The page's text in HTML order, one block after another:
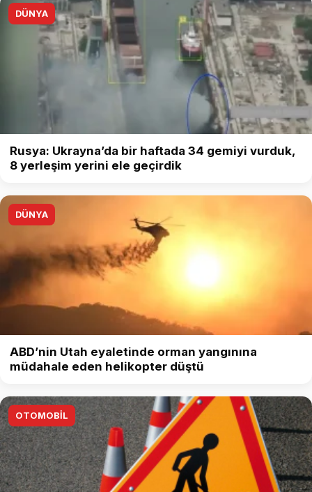
DÜNYA
Rusya: Ukrayna’da bir haftada 34 gemiyi vurduk,
8 yerleşim yerini ele geçirdik
DÜNYA
ABD’nin Utah eyaletinde orman yangınına
müdahale eden helikopter düştü
OTOMOBİL